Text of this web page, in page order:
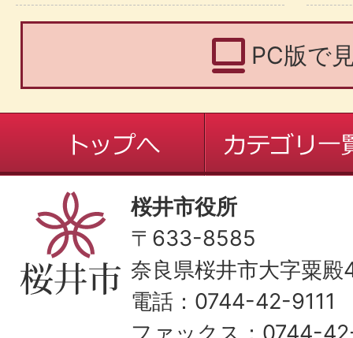
PC版で
桜井市役所
〒633-8585
奈良県桜井市大字粟
電話：0744-42-9111